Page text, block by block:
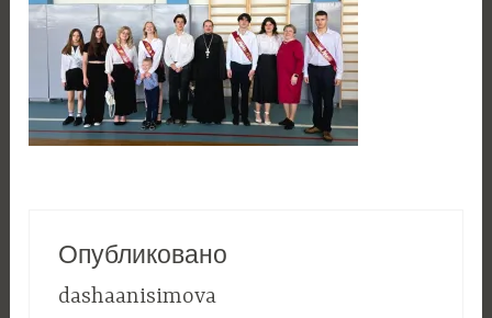
Опубликовано
dashaanisimova